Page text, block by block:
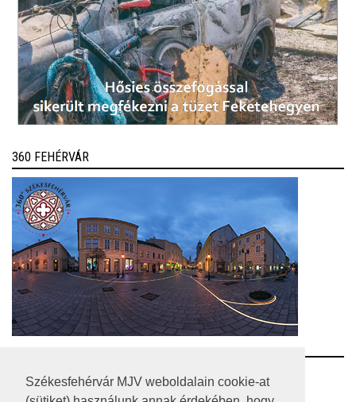
Székesfehérvár MJV weboldalain cookie-at
360 FEHÉRVÁR
RSS